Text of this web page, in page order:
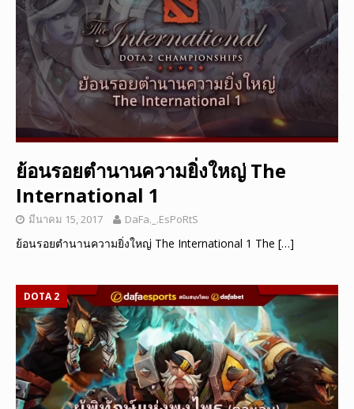
ย้อนรอยตำนานความยิ่งใหญ่ The
International 1
มีนาคม 15, 2017 DaFa._.EsPoRtS
ย้อนรอยตำนานความยิ่งใหญ่ The International 1 The […]
DOTA 2